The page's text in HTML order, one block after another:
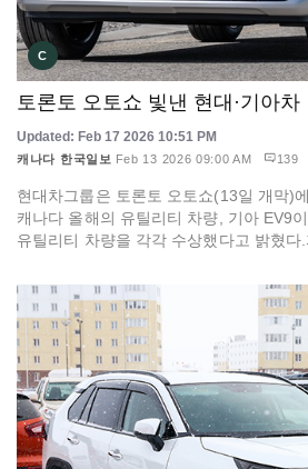
C
토론토 오토쇼 빛낸 현대·기아차
Updated: Feb 17 2026 10:51 PM
캐나다 한국일보 Feb 13 2026 09:00 AM 139
현대차그룹은 토론토 오토쇼(13일 개막)
캐나다 올해의 유틸리티 차량, 기아 EV9
유틸리티 차량을 각각 수상했다고 밝혔다